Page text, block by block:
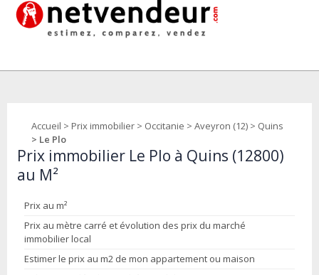
Accueil > Prix immobilier > Occitanie > Aveyron (12) > Quins
> Le Plo
Prix immobilier Le Plo à Quins (12800)
au M²
Prix au m²
Prix au mètre carré et évolution des prix du marché
immobilier local
Estimer le prix au m2 de mon appartement ou maison